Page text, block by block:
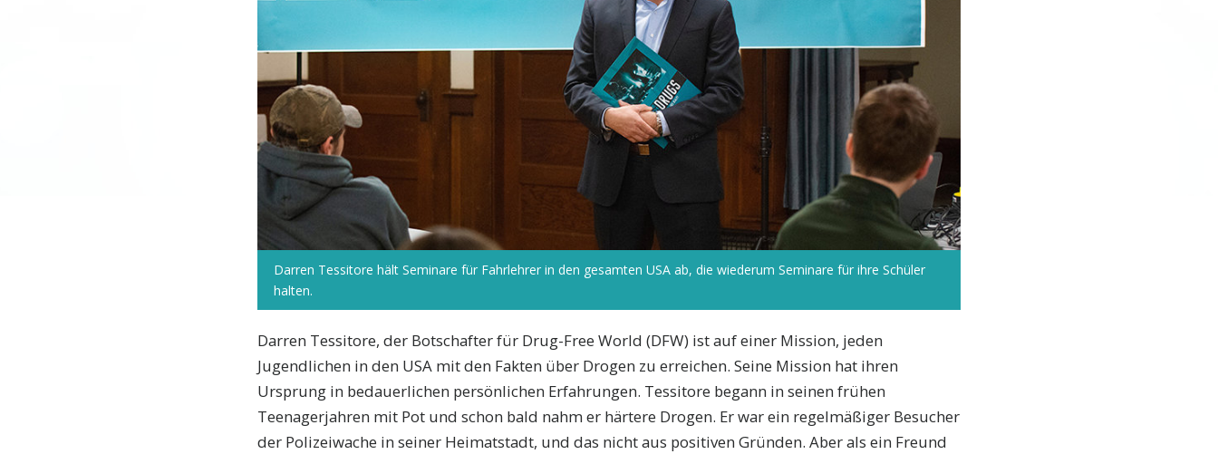
Darren Tessitore hält Seminare für Fahrlehrer in den gesamten USA ab, die wiederum Seminare für ihre Schüler
halten.
Darren Tessitore, der Botschafter für Drug-Free World (DFW) ist auf einer Mission, jeden
Jugendlichen in den USA mit den Fakten über Drogen zu erreichen. Seine Mission hat ihren
Ursprung in bedauerlichen persönlichen Erfahrungen. Tessitore begann in seinen frühen
Teenagerjahren mit Pot und schon bald nahm er härtere Drogen. Er war ein regelmäßiger Besucher
der Polizeiwache in seiner Heimatstadt, und das nicht aus positiven Gründen. Aber als ein Freund